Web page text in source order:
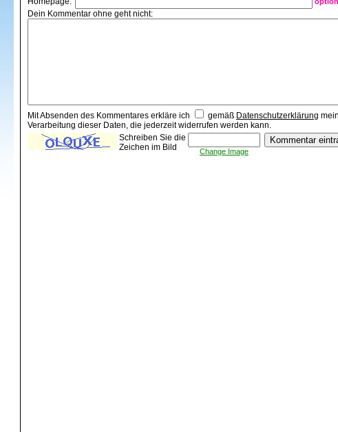
Dein Kommentar ohne geht nicht:
Mit Absenden des Kommentares erkläre ich gemäß Datenschutzerklärung
Verarbeitung dieser Daten, die jederzeit widerrufen werden kann.
Schreiben Sie die
Zeichen im Bild
Change Image